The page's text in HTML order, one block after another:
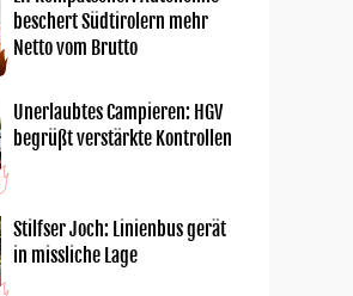
beschert Südtirolern mehr
Netto vom Brutto
Unerlaubtes Campieren: HGV
begrüßt verstärkte Kontrollen
Stilfser Joch: Linienbus gerät
in missliche Lage